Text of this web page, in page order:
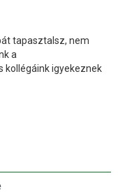
tapasztalsz, nem
a
kollégáink igyekeznek